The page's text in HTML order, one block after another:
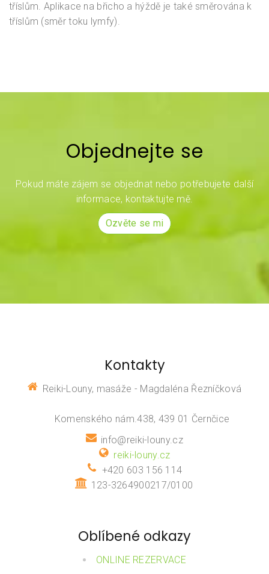
tříslům. Aplikace na břicho a hýždě je také směrována k
tříslům (směr toku lymfy).
Objednejte se
Pokud máte zájem se objednat nebo potřebujete další
informace, kontaktujte mě.
Ozvěte se mi
Kontakty
Reiki-Louny, masáže - Magdaléna Řezníčková
Komenského nám.438, 439 01 Černčice
info@reiki-louny.cz
reiki-louny.cz
+420 603 156 114
123-3264900217/0100
Oblíbené odkazy
ONLINE REZERVACE